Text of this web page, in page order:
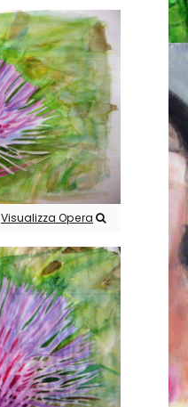
Visualizza Opera